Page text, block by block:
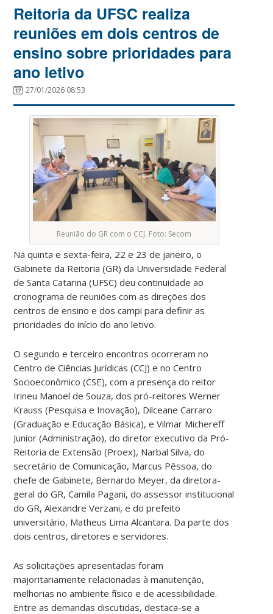
Reitoria da UFSC realiza
reuniões em dois centros de
ensino sobre prioridades para
ano letivo
27/01/2026 08:53
Reunião do GR com o CCJ. Foto: Secom
Na quinta e sexta-feira, 22 e 23 de janeiro, o
Gabinete da Reitoria (GR) da Universidade Federal
de Santa Catarina (UFSC) deu continuidade ao
cronograma de reuniões com as direções dos
centros de ensino e dos campi para definir as
prioridades do início do ano letivo.
O segundo e terceiro encontros ocorreram no
Centro de Ciências Jurídicas (CCJ) e no Centro
Socioeconômico (CSE), com a presença do reitor
Irineu Manoel de Souza, dos pró-reitores Werner
Krauss (Pesquisa e Inovação), Dilceane Carraro
(Graduação e Educação Básica), e Vilmar Michereff
Junior (Administração), do diretor executivo da Pró-
Reitoria de Extensão (Proex), Narbal Silva, do
secretário de Comunicação, Marcus Pêssoa, do
chefe de Gabinete, Bernardo Meyer, da diretora-
geral do GR, Camila Pagani, do assessor institucional
do GR, Alexandre Verzani, e do prefeito
universitário, Matheus Lima Alcantara. Da parte dos
dois centros, diretores e servidores.
As solicitações apresentadas foram
majoritariamente relacionadas à manutenção,
melhorias no ambiente físico e de acessibilidade.
Entre as demandas discutidas, destaca-se a